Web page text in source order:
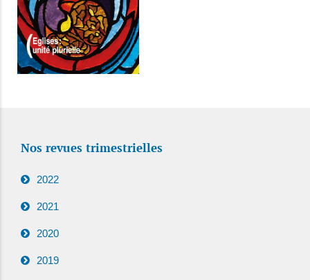
Nos revues trimestrielles
2022
2021
2020
2019